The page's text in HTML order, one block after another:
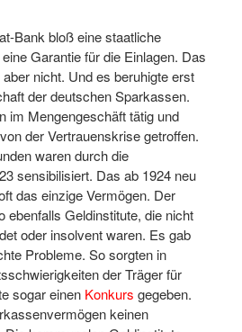
Bank bloß eine staatliche
Garantie für die Einlagen. Das
nicht. Und es beruhigte erst
der deutschen Sparkassen.
im Mengengeschäft tätig und
der Vertrauenskrise getroffen.
waren durch die
sensibilisiert. Das ab 1924 neu
das einzige Vermögen. Der
ebenfalls Geldinstitute, die nicht
oder insolvent waren. Es gab
Probleme. So sorgten in
der Träger für
sogar einen Konkurs gegeben.
keinen